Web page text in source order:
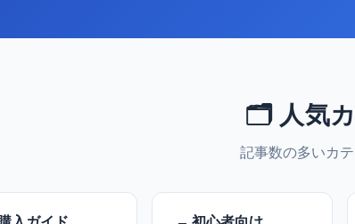
🗂️ 人気
記事数の多いカ